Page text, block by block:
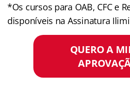
*Os cursos para OAB, CFC e
disponíveis na Assinatura
QUERO A